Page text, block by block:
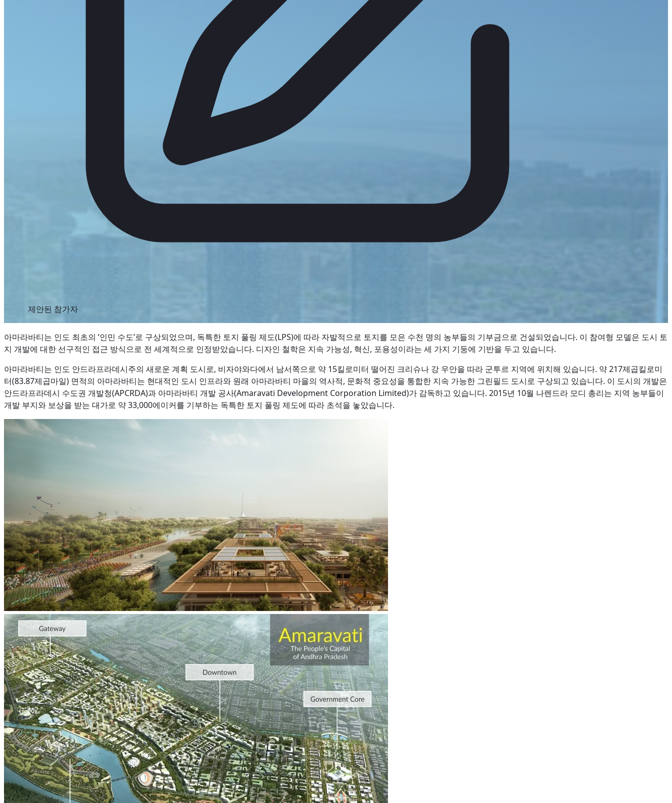
제안된 참가자
아마라바티는 인도 최초의 ‘인민 수도’로 구상되었으며, 독특한 토지 풀링 제도(LPS)에 따라 자발적으로 토지를 모은 수천 명의 농부들의 기부금으로 건설되었습니다. 이 참여형 모델은 도시 토
지 개발에 대한 선구적인 접근 방식으로 전 세계적으로 인정받았습니다. 디자인 철학은 지속 가능성, 혁신, 포용성이라는 세 가지 기둥에 기반을 두고 있습니다.
아마라바티는 인도 안드라프라데시주의 새로운 계획 도시로, 비자야와다에서 남서쪽으로 약 15킬로미터 떨어진 크리슈나 강 우안을 따라 군투르 지역에 위치해 있습니다. 약 217제곱킬로미
터(83.87제곱마일) 면적의 아마라바티는 현대적인 도시 인프라와 원래 아마라바티 마을의 역사적, 문화적 중요성을 통합한 지속 가능한 그린필드 도시로 구상되고 있습니다. 이 도시의 개발은
안드라프라데시 수도권 개발청(APCRDA)과 아마라바티 개발 공사(Amaravati Development Corporation Limited)가 감독하고 있습니다. 2015년 10월 나렌드라 모디 총리는 지역 농부들이
개발 부지와 보상을 받는 대가로 약 33,000에이커를 기부하는 독특한 토지 풀링 제도에 따라 초석을 놓았습니다.